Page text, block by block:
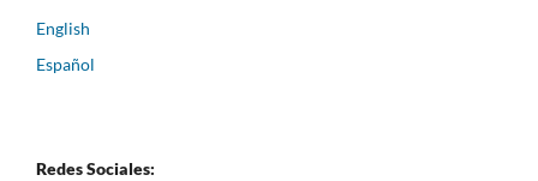
English
Español
Redes Sociales: